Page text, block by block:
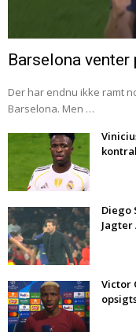
Barselona
Der har endnu ikke ramt
Barselona. Men …
Diego
Victor